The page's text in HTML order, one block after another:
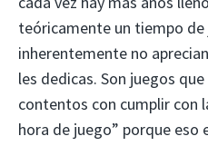
teóricamente un tiempo
inherentemente no
les dedicas. Son juegos
contentos con cumplir con
hora de juego” porque